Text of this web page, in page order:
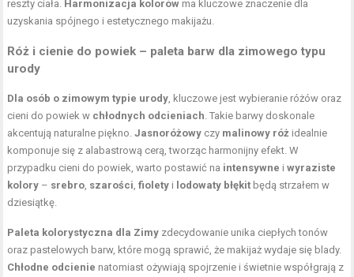
reszty ciała. Harmonizacja kolorów ma kluczowe znaczenie dla
uzyskania spójnego i estetycznego makijażu.
Róż i cienie do powiek – paleta barw dla zimowego typu
urody
Dla osób o zimowym typie urody , kluczowe jest wybieranie różów oraz
cieni do powiek w chłodnych odcieniach . Takie barwy doskonale
akcentują naturalne piękno.Jasnoróżowy czy malinowy róż idealnie
komponuje się z alabastrową cerą, tworząc harmonijny efekt. W
przypadku cieni do powiek, warto postawić na intensywne iwyraziste
kolory – srebro szarości ,fiolety i lodowaty błękit będą strzałem w
dziesiątkę.
Paleta kolorystyczna dla Zimy zdecydowanie unika ciepłych tonów
oraz pastelowych barw, które mogą sprawić, że makijaż wydaje się blady.
Chłodne odcienie natomiast ożywiają spojrzenie i świetnie współgrają z